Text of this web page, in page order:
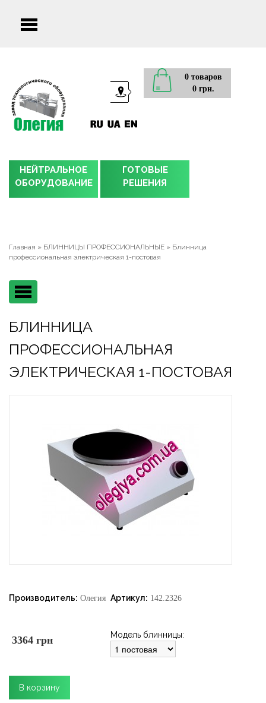
Main
0 товаров
0 грн.
НЕЙТРАЛЬНОЕ
ОБОРУДОВАНИЕ
ГОТОВЫЕ
РЕШЕНИЯ
Главная » БЛИННИЦЫ ПРОФЕССИОНАЛЬНЫЕ » Блинница
профессиональная электрическая 1-постовая
Main
menu
БЛИННИЦА
ПРОФЕССИОНАЛЬНАЯ
ЭЛЕКТРИЧЕСКАЯ 1-ПОСТОВАЯ
Производитель: Олегия
3364 грн
Артикул: 142.2326
Модель блинницы: